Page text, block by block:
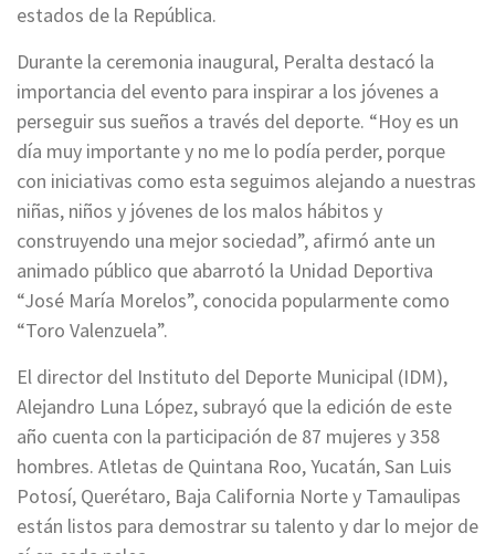
estados de la República.
Durante la ceremonia inaugural, Peralta destacó la
importancia del evento para inspirar a los jóvenes a
perseguir sus sueños a través del deporte. “Hoy es un
día muy importante y no me lo podía perder, porque
con iniciativas como esta seguimos alejando a nuestras
niñas, niños y jóvenes de los malos hábitos y
construyendo una mejor sociedad”, afirmó ante un
animado público que abarrotó la Unidad Deportiva
“José María Morelos”, conocida popularmente como
“Toro Valenzuela”.
El director del Instituto del Deporte Municipal (IDM),
Alejandro Luna López, subrayó que la edición de este
año cuenta con la participación de 87 mujeres y 358
hombres. Atletas de Quintana Roo, Yucatán, San Luis
Potosí, Querétaro, Baja California Norte y Tamaulipas
están listos para demostrar su talento y dar lo mejor de